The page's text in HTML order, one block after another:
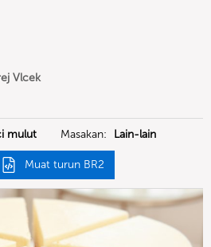
Vlcek
mulut Masakan: Lain-lain
Muat turun BR2